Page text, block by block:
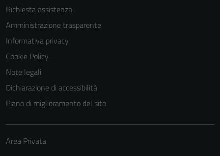
Richiesta assistenza
Amministrazione trasparente
Informativa privacy
Cookie Policy
Note legali
Dichiarazione di accessibilità
Piano di miglioramento del sito
Area Privata